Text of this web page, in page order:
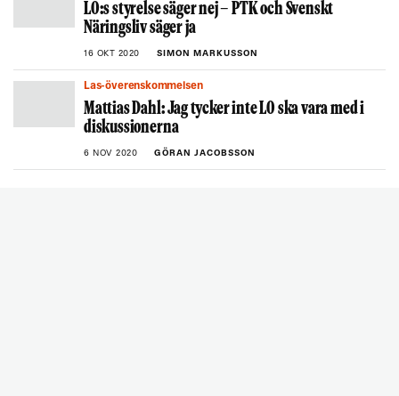
LO:s styrelse säger nej – PTK och Svenskt
Näringsliv säger ja
16 OKT 2020 SIMON MARKUSSON
Las-överenskommelsen
Mattias Dahl: Jag tycker inte LO ska vara med i
diskussionerna
6 NOV 2020 GÖRAN JACOBSSON